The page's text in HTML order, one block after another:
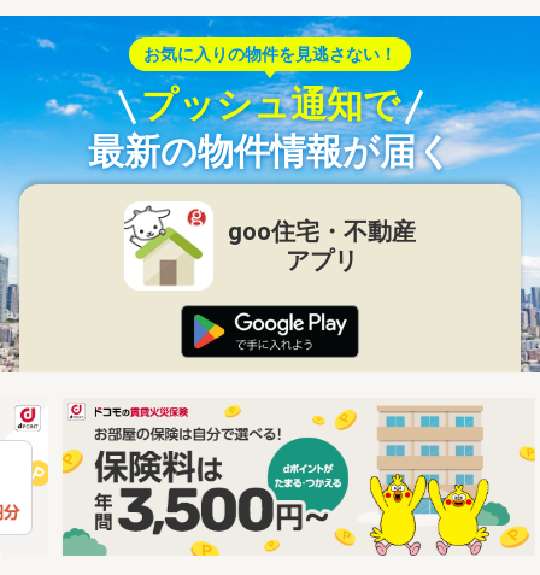
お気に入りの物件を見逃さない！
プッシュ通知で
最新の物件情報が届く
goo住宅・不動産
アプリ